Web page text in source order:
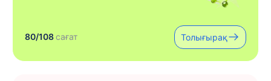
80/108сағат Толығырақ